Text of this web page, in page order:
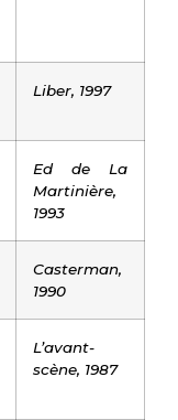
Liber, 1997
Ed de La
Martinière,
1993
Casterman,
1990
L’avant-
scène, 1987